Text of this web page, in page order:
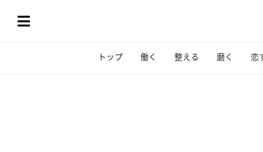
トップ 働く 整える 磨く 恋